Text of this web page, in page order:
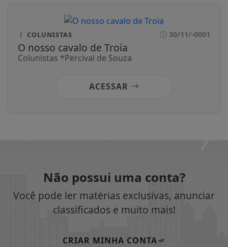
COLUNISTAS 30/11/-0001
O nosso cavalo de Troia
Colunistas *Percival de Souza
ACESSAR
Não possui uma conta?
Você pode ler matérias exclusivas, anunciar
classificados e muito mais!
CRIAR MINHA CONTA